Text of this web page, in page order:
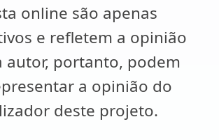
online são apenas
e refletem a opinião
autor, portanto, podem
a opinião do
deste projeto.